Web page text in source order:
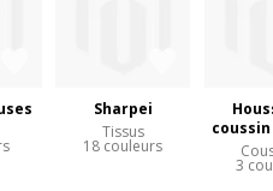
Sharpei
Tissus
18 couleurs
3